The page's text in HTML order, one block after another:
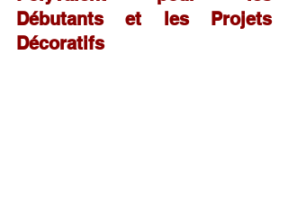
Débutants et les Projets
Décoratifs